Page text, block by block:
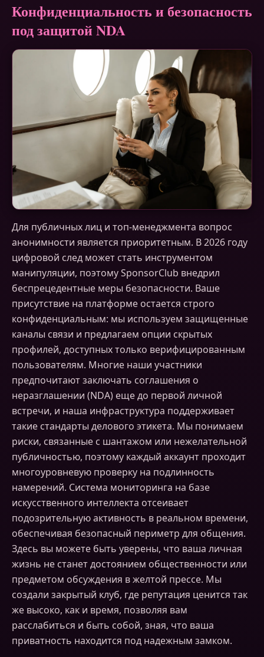
Конфиденциальность и безопасность
под защитой NDA
Для публичных лиц и топ-менеджмента вопрос
анонимности является приоритетным. В 2026 году
цифровой след может стать инструментом
манипуляции, поэтому SponsorClub внедрил
беспрецедентные меры безопасности. Ваше
присутствие на платформе остается строго
конфиденциальным: мы используем защищенные
каналы связи и предлагаем опции скрытых
профилей, доступных только верифицированным
пользователям. Многие наши участники
предпочитают заключать соглашения о
неразглашении (NDA) еще до первой личной
встречи, и наша инфраструктура поддерживает
такие стандарты делового этикета. Мы понимаем
риски, связанные с шантажом или нежелательной
публичностью, поэтому каждый аккаунт проходит
многоуровневую проверку на подлинность
намерений. Система мониторинга на базе
искусственного интеллекта отсеивает
подозрительную активность в реальном времени,
обеспечивая безопасный периметр для общения.
Здесь вы можете быть уверены, что ваша личная
жизнь не станет достоянием общественности или
предметом обсуждения в желтой прессе. Мы
создали закрытый клуб, где репутация ценится так
же высоко, как и время, позволяя вам
расслабиться и быть собой, зная, что ваша
приватность находится под надежным замком.